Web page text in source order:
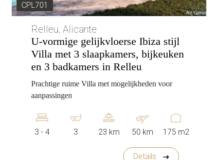
CPL701
Relleu, Alicante
U-vormige gelijkvloerse Ibiza stijl
Villa met 3 slaapkamers, bijkeuken
en 3 badkamers in Relleu
Prachtige ruime Villa met mogelijkheden voor
aanpassingen
3 - 4 3 23 km 50 km 175 m2
Details